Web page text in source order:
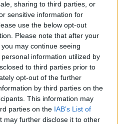
sharing to third parties, or
sensitive information for
use the below opt-out
Please note that after your
may continue seeing
information utilized by
to third parties prior to
opt-out of the further
by third parties on the
This information may
parties on the IAB’s List of
may further disclose it to other
11
államtitkár megköszönte a
az elmúlt időszakban
azt, hogy sajátjuknak
és az elmúlt években
is őrizték és gyarapították